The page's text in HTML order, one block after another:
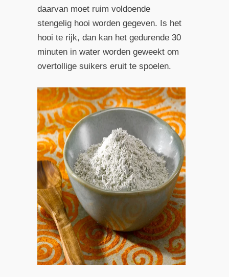
daarvan moet ruim voldoende
stengelig hooi worden gegeven. Is het
hooi te rijk, dan kan het gedurende 30
minuten in water worden geweekt om
overtollige suikers eruit te spoelen.